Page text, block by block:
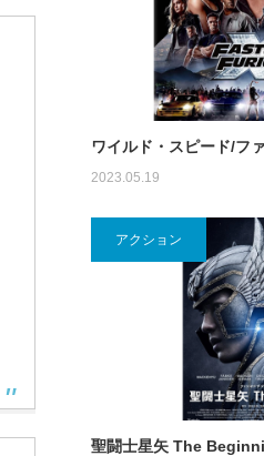
ワイルド・スピード/フ
2023.05.19
アクション
聖闘士星矢 The